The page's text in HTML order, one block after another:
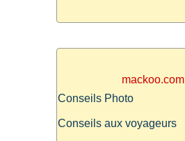
mackoo.com
Conseils Photo
Conseils aux voyageurs